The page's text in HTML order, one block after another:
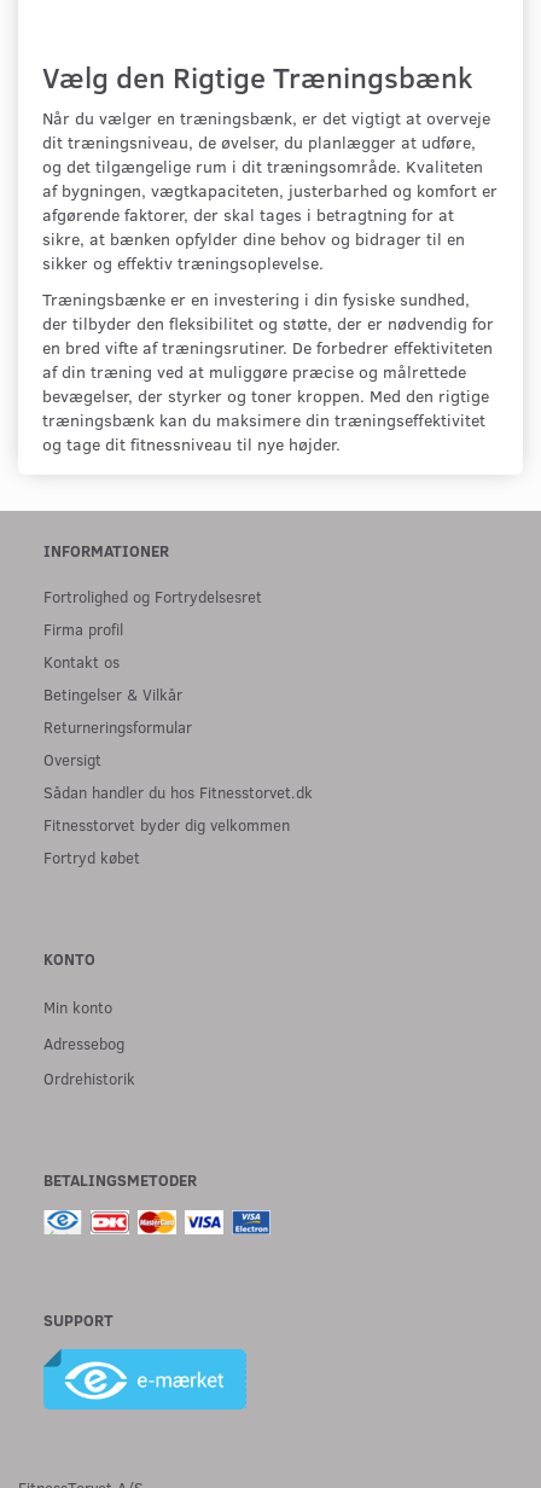
Vælg den Rigtige Træningsbænk
Når du vælger en træningsbænk, er det vigtigt at overveje
dit træningsniveau, de øvelser, du planlægger at udføre,
og det tilgængelige rum i dit træningsområde. Kvaliteten
af bygningen, vægtkapaciteten, justerbarhed og komfort er
afgørende faktorer, der skal tages i betragtning for at
sikre, at bænken opfylder dine behov og bidrager til en
sikker og effektiv træningsoplevelse.
Træningsbænke er en investering i din fysiske sundhed,
der tilbyder den fleksibilitet og støtte, der er nødvendig for
en bred vifte af træningsrutiner. De forbedrer effektiviteten
af din træning ved at muliggøre præcise og målrettede
bevægelser, der styrker og toner kroppen. Med den rigtige
træningsbænk kan du maksimere din træningseffektivitet
og tage dit fitnessniveau til nye højder.
INFORMATIONER
Fortrolighed og Fortrydelsesret
Firma profil
Kontakt os
Betingelser & Vilkår
Returneringsformular
Oversigt
Sådan handler du hos Fitnesstorvet.dk
Fitnesstorvet byder dig velkommen
Fortryd købet
KONTO
Min konto
Adressebog
Ordrehistorik
BETALINGSMETODER
SUPPORT